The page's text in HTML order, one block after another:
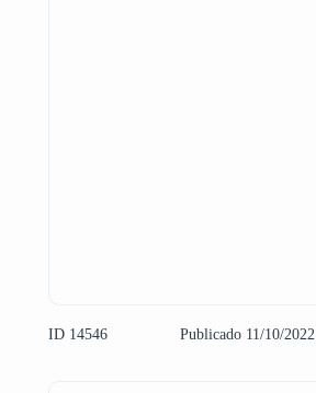
ID 14546 Publicado 11/10/2022